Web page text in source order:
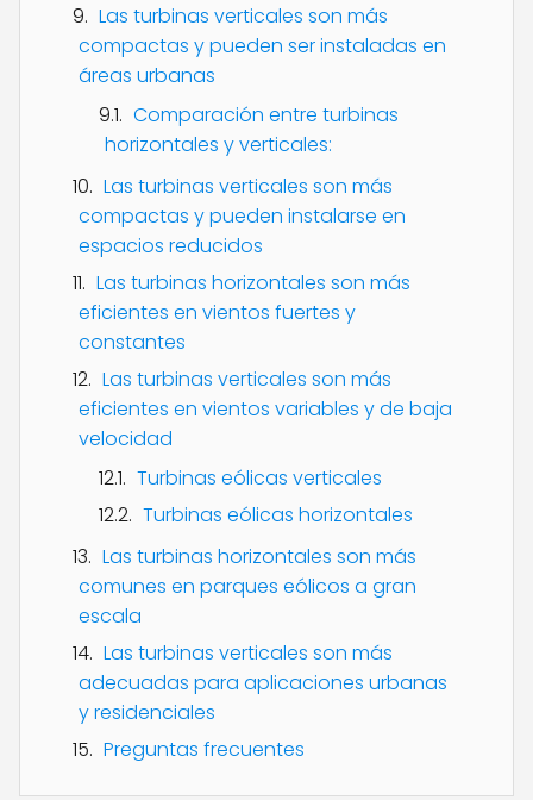
Las turbinas verticales son más
compactas y pueden ser instaladas en
áreas urbanas
Comparación entre turbinas
horizontales y verticales:
Las turbinas verticales son más
compactas y pueden instalarse en
espacios reducidos
Las turbinas horizontales son más
eficientes en vientos fuertes y
constantes
Las turbinas verticales son más
eficientes en vientos variables y de baja
velocidad
Turbinas eólicas verticales
Turbinas eólicas horizontales
Las turbinas horizontales son más
comunes en parques eólicos a gran
escala
Las turbinas verticales son más
adecuadas para aplicaciones urbanas
y residenciales
Preguntas frecuentes